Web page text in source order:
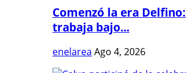
Comenzó la era
trabaja bajo...
enelarea Ago 4, 2026